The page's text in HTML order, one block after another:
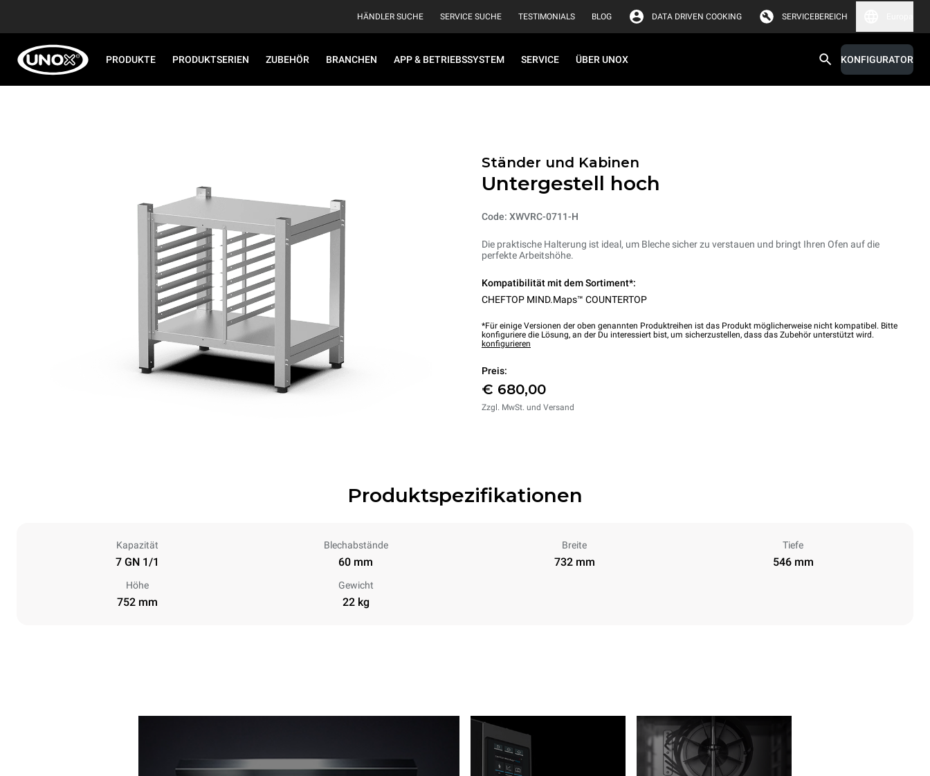
HÄNDLER SUCHE SERVICE SUCHE TESTIMONIALS BLOG DATA DRIVEN COOKING SERVICEBEREICH
PRODUKTE PRODUKTSERIEN ZUBEHÖR BRANCHEN APP & BETRIEBSSYSTEM SERVICE ÜBER UNOX KONFIGURATOR
Ständer und Kabinen
Untergestell hoch
Code: XWVRC-0711-H
Die praktische Halterung ist ideal, um Bleche sicher zu verstauen und bringt Ihren Ofen auf die
perfekte Arbeitshöhe.
Kompatibilität mit dem Sortiment*:
CHEFTOP MIND.Maps™ COUNTERTOP
*Für einige Versionen der oben genannten Produktreihen ist das Produkt möglicherweise nicht kompatibel. Bitte
konfiguriere die Lösung, an der Du interessiert bist, um sicherzustellen, dass das Zubehör unterstützt wird.
konfigurieren
Preis:
€ 680,00
Zzgl. MwSt. und Versand
Produktspezifikationen
Kapazität
7 GN 1/1
Blechabstände
60 mm
Breite
732 mm
Tiefe
546 mm
Höhe
752 mm
Gewicht
22 kg